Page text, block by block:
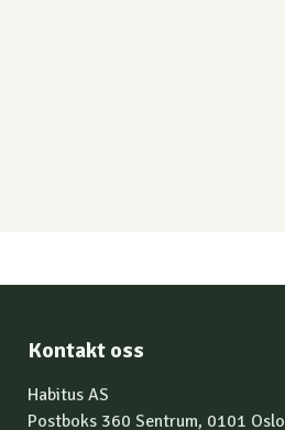
Kontakt oss
Habitus AS
Postboks 360 Sentrum, 0101 Oslo